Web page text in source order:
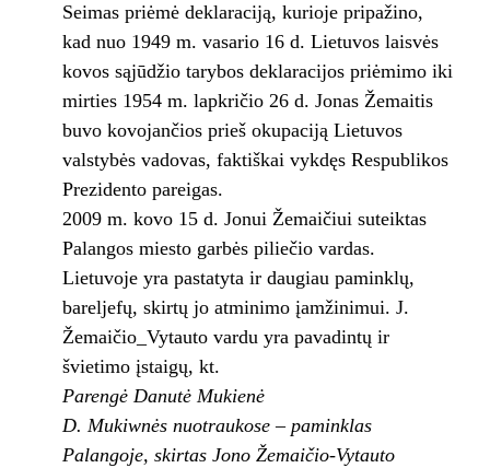
Seimas priėmė deklaraciją, kurioje pripažino,
kad nuo 1949 m. vasario 16 d. Lietuvos laisvės
kovos sąjūdžio tarybos deklaracijos priėmimo iki
mirties 1954 m. lapkričio 26 d. Jonas Žemaitis
buvo kovojančios prieš okupaciją Lietuvos
valstybės vadovas, faktiškai vykdęs Respublikos
Prezidento pareigas.
2009 m. kovo 15 d. Jonui Žemaičiui suteiktas
Palangos miesto garbės piliečio vardas.
Lietuvoje yra pastatyta ir daugiau paminklų,
bareljefų, skirtų jo atminimo įamžinimui. J.
Žemaičio_Vytauto vardu yra pavadintų ir
švietimo įstaigų, kt.
Parengė Danutė Mukienė
D. Mukiwnės nuotraukose – paminklas
Palangoje, skirtas Jono Žemaičio-Vytauto